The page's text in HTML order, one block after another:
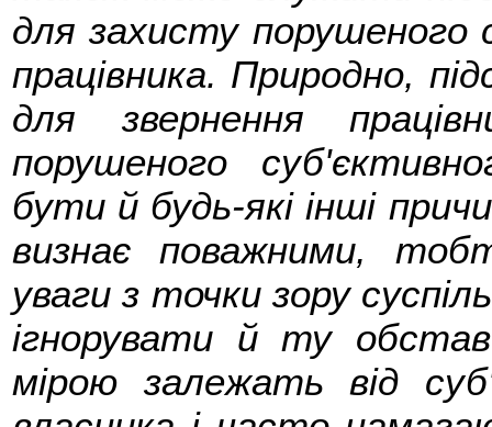
для захисту порушеного
працівника. Природно,
для звернення
порушеного
бути й будь-які інші
визнає поважними,
уваги з точки зору
ігнорувати й ту
мірою залежать від